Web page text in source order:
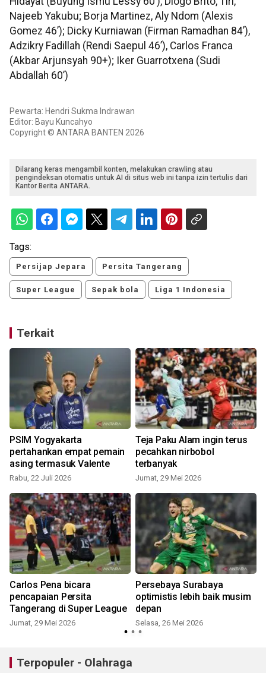
Najeeb Yakubu; Borja Martinez, Aly Ndom (Alexis
Gomez 46’); Dicky Kurniawan (Firman Ramadhan 84’),
Adzikry Fadillah (Rendi Saepul 46’), Carlos Franca
(Akbar Arjunsyah 90+); Iker Guarrotxena (Sudi
Abdallah 60’)
Pewarta: Hendri Sukma Indrawan
Editor: Bayu Kuncahyo
Copyright © ANTARA BANTEN 2026
Dilarang keras mengambil konten, melakukan crawling atau
pengindeksan otomatis untuk AI di situs web ini tanpa izin tertulis dari
Kantor Berita ANTARA.
Tags:
Persijap Jepara Persita Tangerang
Super League Sepak bola Liga 1 Indonesia
Terkait
PSIM Yogyakarta
pertahankan empat pemain
asing termasuk Valente
Rabu, 22 Juli 2026
Teja Paku Alam ingin terus
pecahkan nirbobol
terbanyak
Jumat, 29 Mei 2026
Carlos Pena bicara
pencapaian Persita
Tangerang di Super League
Jumat, 29 Mei 2026
Persebaya Surabaya
optimistis lebih baik musim
depan
Selasa, 26 Mei 2026
Terpopuler - Olahraga